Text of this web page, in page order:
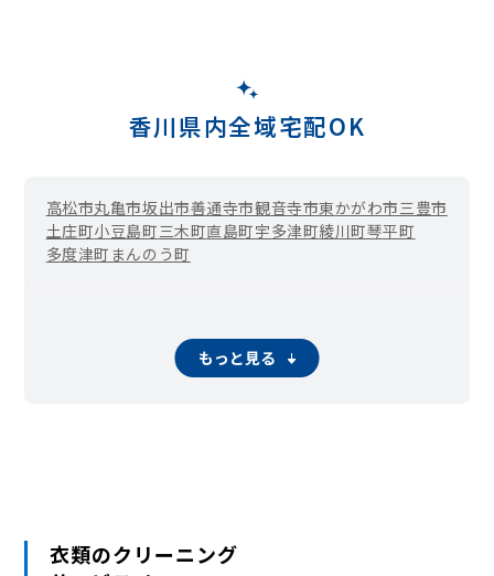
香川県内全域宅配OK
高松市丸亀市坂出市善通寺市観音寺市東かがわ市三豊市
土庄町小豆島町三木町直島町宇多津町綾川町琴平町
多度津町 まんのう町
もっと見る
衣類のクリーニング